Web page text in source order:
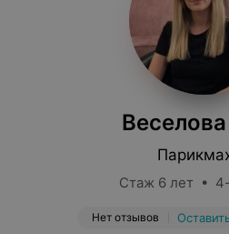
Стаж 6 лет •
Нет отзывов